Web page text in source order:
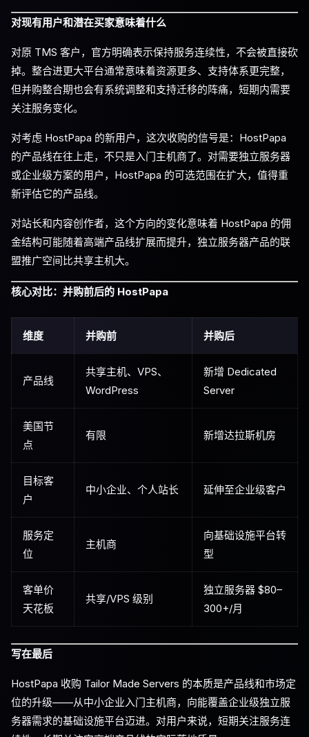
对现有用户和潜在买家意味着什么
对原 TMS 客户，官方明确表示保持服务连续性，不会被直接砍
掉。整合进更大平台通常意味着资源更多、支持体系更完整，
但并购整合期也会有系统调整和支持迁移的阵痛，短期内需要
关注服务变化。
对考虑 HostPapa 的新用户，这次收购的信号是：HostPapa
的产品线在往上走，不只是入门主机商了。对需要独立服务器
或企业级方案的用户，HostPapa 的可选范围在扩大，值得重
新评估它的产品线。
对站长和内容创作者，这个方向的变化意味着 HostPapa 的佣
金结构可能随着高端产品线扩展而提升，独立服务器产品的联
盟推广空间比共享主机大。
核心对比：并购前后的 HostPapa
维度 并购前 并购后
产品线
共享主机、VPS、
WordPress
新增 Dedicated
Server
美国节
点
有限 新增达拉斯机房
目标客
户
中小企业、个人站长 延伸至企业级客户
服务定
位
主机商
向基础设施平台转
型
客单价
天花板
共享/VPS 级别
独立服务器 $80–
300+/月
写在最后
HostPapa 收购 Tailor Made Servers 的本质是产品线和市场定
位的升级——从中小企业入门主机商，向能覆盖企业级独立服
务器需求的基础设施平台迈进。对用户来说，短期关注服务连